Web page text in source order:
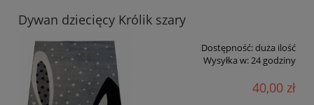
Dywan dziecięcy Królik szary
Dostępność:duża ilość
Wysyłka w:24 godziny
40,00 zł